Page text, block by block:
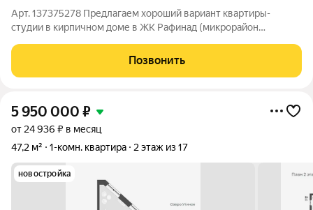
Арт. 137375278 Предлагаем хороший вариант квартиры-
студии в кирпичном доме в ЖК Рафинад (микрорайон
лифта пассажирский и грузовой. Большой двор с детской
площадкой и достаточно много места
Позвонить
5 950 000 ₽
от 24 936 ₽ в месяц
47,2 м²
1-комн. квартира 2 этаж из 17
новостройка